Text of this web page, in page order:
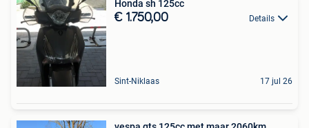
Honda sh 125cc
€ 1.750,00 Details
Sint-Niklaas 17 jul 26